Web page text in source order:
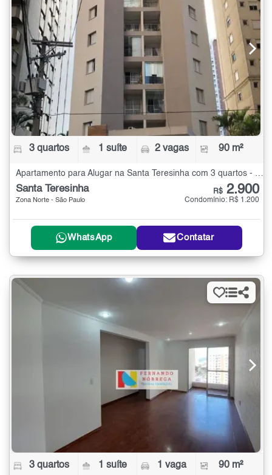
3 quartos 1 suíte 2 vagas 90 m²
Santa Teresinha
Zona Norte - São Paulo
R$ 2.900
Condomínio: R$ 1.200
WhatsApp Contatar
3 quartos 1 suíte 1 vaga 90 m²